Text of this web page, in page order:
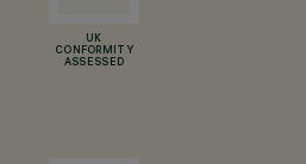
UK
CONFORMITY
ASSESSED